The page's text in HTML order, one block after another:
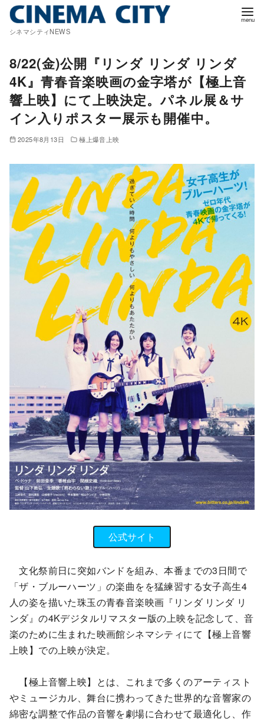
移
シネマシティNEWS
8/22(金)公開『リンダ リンダ リンダ
4K』青春音楽映画の金字塔が【極上音
響上映】にて上映決定。パネル展＆サ
イン入りポスター展示も開催中。
2025年8月13日 極上爆音上映
公式サイト
文化祭前日に突如バンドを組み、本番までの3日間で
「ザ・ブルーハーツ」の楽曲をを猛練習する女子高生4
人の姿を描いた珠玉の青春音楽映画『リンダ リンダ リ
ンダ』の4Kデジタルリマスター版の上映を記念して、音
楽のために生まれた映画館シネマシティにて【極上音響
上映】での上映が決定。
【極上音響上映】とは、これまで多くのアーティスト
やミュージカル、舞台に携わってきた世界的な音響家の
綿密な調整で作品の音響を劇場に合わせて最適化し、作